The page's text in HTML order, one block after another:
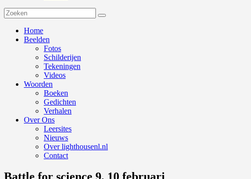
Home
Beelden
Fotos
Schilderijen
Tekeningen
Videos
Woorden
Boeken
Gedichten
Verhalen
Over Ons
Leersites
Nieuws
Over lighthousenl.nl
Contact